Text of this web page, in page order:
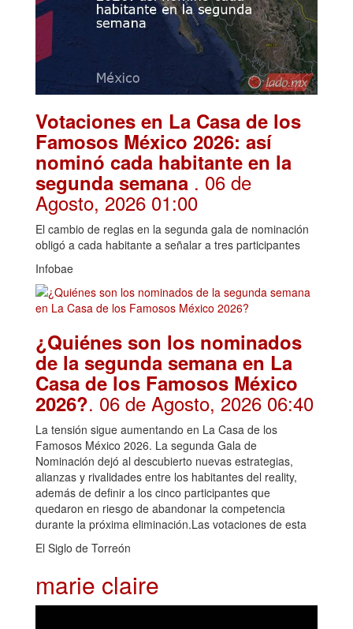
Votaciones en La Casa de los
Famosos México 2026: así
nominó cada habitante en la
segunda semana . 06 de
Agosto, 2026 01:00
El cambio de reglas en la segunda gala de nominación
obligó a cada habitante a señalar a tres participantes
Infobae
¿Quiénes son los nominados
de la segunda semana en La
Casa de los Famosos México
2026?. 06 de Agosto, 2026 06:40
La tensión sigue aumentando en La Casa de los
Famosos México 2026. La segunda Gala de
Nominación dejó al descubierto nuevas estrategias,
alianzas y rivalidades entre los habitantes del reality,
además de definir a los cinco participantes que
quedaron en riesgo de abandonar la competencia
durante la próxima eliminación.Las votaciones de esta
El Siglo de Torreón
marie claire